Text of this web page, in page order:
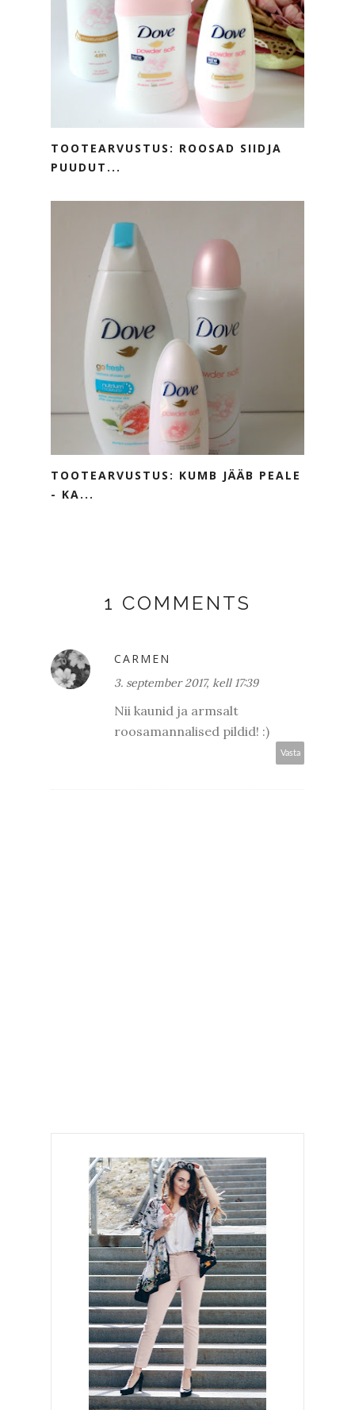
TOOTEARVUSTUS: ROOSAD SIIDJA
PUUDUT...
TOOTEARVUSTUS: KUMB JÄÄB PEALE
- KA...
1 COMMENTS
CARMEN
3. september 2017, kell 17:39
Nii kaunid ja armsalt
roosamannalised pildid! :)
Vasta